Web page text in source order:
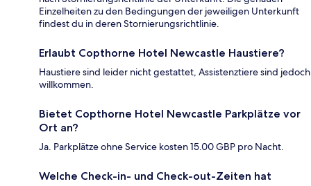
Einzelheiten zu den Bedingungen der jeweiligen Unterkunft
findest du in deren Stornierungsrichtlinie.
Erlaubt Copthorne Hotel Newcastle Haustiere?
Haustiere sind leider nicht gestattet, Assistenztiere sind jedoch
willkommen.
Bietet Copthorne Hotel Newcastle Parkplätze vor
Ort an?
Ja. Parkplätze ohne Service kosten 15.00 GBP pro Nacht.
Welche Check-in- und Check-out-Zeiten hat